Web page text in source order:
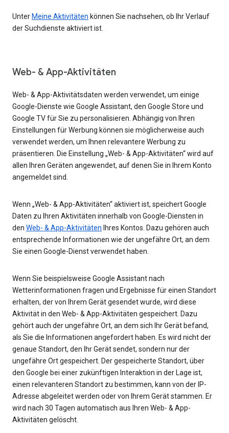
Unter Meine Aktivitäten können Sie nachsehen, ob Ihr Verlauf
der Suchdienste aktiviert ist.
Web- & App-Aktivitäten
Web- & App-Aktivitätsdaten werden verwendet, um einige
Google-Dienste wie Google Assistant, den Google Store und
Google TV für Sie zu personalisieren. Abhängig von Ihren
Einstellungen für Werbung können sie möglicherweise auch
verwendet werden, um Ihnen relevantere Werbung zu
präsentieren. Die Einstellung „Web- & App-Aktivitäten“ wird auf
allen Ihren Geräten angewendet, auf denen Sie in Ihrem Konto
angemeldet sind.
Wenn „Web- & App-Aktivitäten“ aktiviert ist, speichert Google
Daten zu Ihren Aktivitäten innerhalb von Google-Diensten in
den Web- & App-Aktivitäten Ihres Kontos. Dazu gehören auch
entsprechende Informationen wie der ungefähre Ort, an dem
Sie einen Google-Dienst verwendet haben.
Wenn Sie beispielsweise Google Assistant nach
Wetterinformationen fragen und Ergebnisse für einen Standort
erhalten, der von Ihrem Gerät gesendet wurde, wird diese
Aktivität in den Web- & App-Aktivitäten gespeichert. Dazu
gehört auch der ungefähre Ort, an dem sich Ihr Gerät befand,
als Sie die Informationen angefordert haben. Es wird nicht der
genaue Standort, den Ihr Gerät sendet, sondern nur der
ungefähre Ort gespeichert. Der gespeicherte Standort, über
den Google bei einer zukünftigen Interaktion in der Lage ist,
einen relevanteren Standort zu bestimmen, kann von der IP-
Adresse abgeleitet werden oder von Ihrem Gerät stammen. Er
wird nach 30 Tagen automatisch aus Ihren Web- & App-
Aktivitäten gelöscht.